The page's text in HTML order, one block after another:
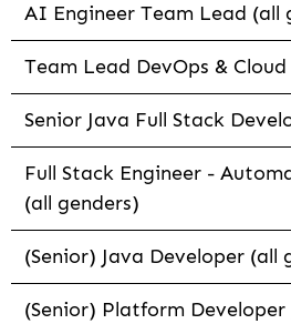
AI Engineer Team Lead (all
Team Lead DevOps &
Senior Java Full Stack
Full Stack Engineer -
(all genders)
(Senior) Java Developer (all
(Senior) Platform Developer